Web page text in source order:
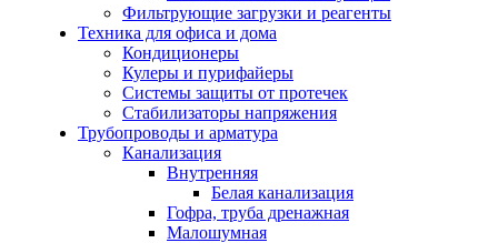
Фильтрующие загрузки и реагенты
Техника для офиса и дома
Кондиционеры
Кулеры и пурифайеры
Системы защиты от протечек
Стабилизаторы напряжения
Трубопроводы и арматура
Канализация
Внутренняя
Белая канализация
Гофра, труба дренажная
Малошумная